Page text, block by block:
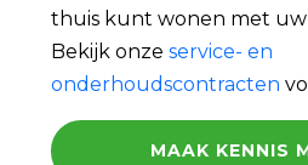
thuis kunt wonen met uw
Bekijk onze service- en
onderhoudscontracten
MAAK KENNIS